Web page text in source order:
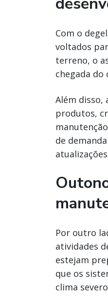
Com o
voltados
terreno, o
chegada do
Além disso,
produtos,
de
Por outro
atividades
estejam
que os
clima